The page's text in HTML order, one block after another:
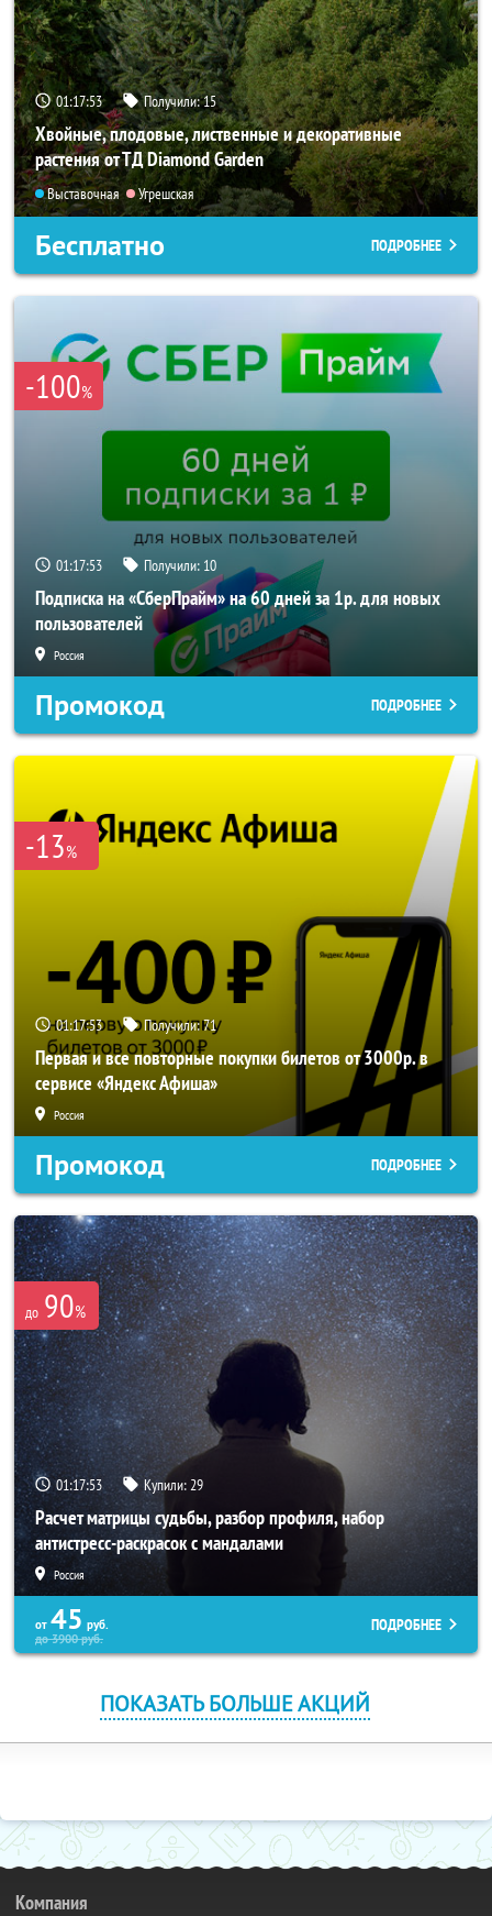
01:17:52 Получили:15
Хвойные, плодовые, лиственные и декоративные
растения от ТД Diamond Garden
Выставочная Угрешская
Бесплатно ПОДРОБНЕЕ
-100%
01:17:52 Получили: 10
Подписка на «СберПрайм» на 60 дней за 1р. для новых
пользователей
Россия
Промокод ПОДРОБНЕЕ
-13%
01:17:52 Получили:71
Первая и все повторные покупки билетов от 3000р. в
сервисе «Яндекс Афиша»
Россия
Промокод ПОДРОБНЕЕ
до 90%
01:17:52 Купили:29
Расчет матрицы судьбы, разбор профиля, набор
антистресс-раскрасок с мандалами
Россия
от 45 руб.
до3900руб.
ПОДРОБНЕЕ
ПОКАЗАТЬ БОЛЬШЕ АКЦИЙ
Компания